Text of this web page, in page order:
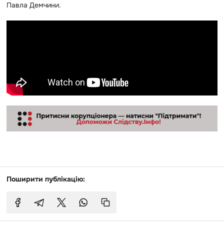
Павла Демчини.
Поширити публікацію: